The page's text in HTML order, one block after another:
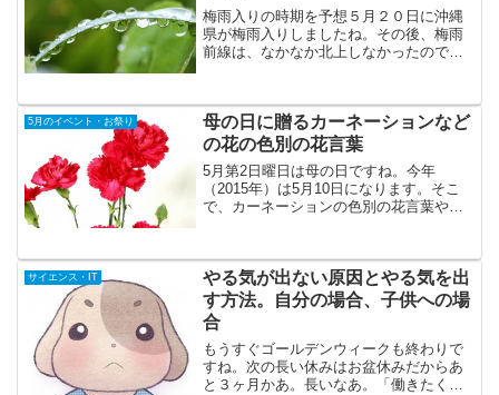
梅雨入りの時期を予想５月２０日に沖縄
県が梅雨入りしましたね。その後、梅雨
前線は、なかなか北上しなかったのです
まで雨の予報ですね。これは早ければ今
日（６月２日）にも鹿児島...
5月のイベント・お祭り
母の日に贈るカーネーションなど
の花の色別の花言葉
5月第2日曜日は母の日ですね。今年
（2015年）は5月10日になります。そこ
で、カーネーションの色別の花言葉や、
だけでなく、花の美しさや手入れの簡単
さから選ばれる花もあります。
サイエンス・IT
やる気が出ない原因とやる気を出
す方法。自分の場合、子供への場
合
もうすぐゴールデンウィークも終わりで
すね。次の長い休みはお盆休みだからあ
と３ヶ月かあ。長いなあ。「働きたくな